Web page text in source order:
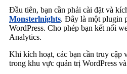
Đầu tiên, bạn cần phải cài đặt và
Monsterlnights. Đây là một plugin
WordPress. Cho phép bạn kết nối
Analytics.
Khi kích hoạt, các bạn cần truy cập
trong khu vực quản trị WordPress